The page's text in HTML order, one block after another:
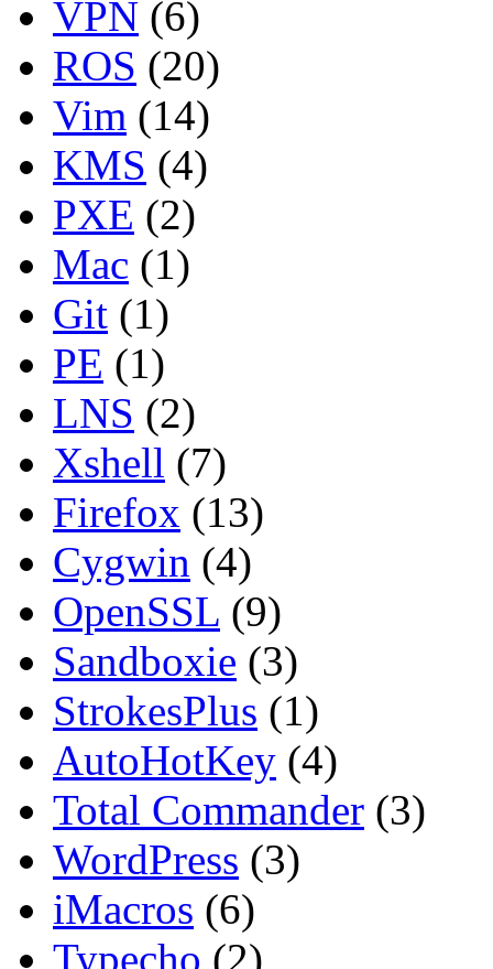
VPN (6)
ROS (20)
Vim (14)
KMS (4)
PXE (2)
Mac (1)
Git (1)
PE (1)
LNS (2)
Xshell (7)
Firefox (13)
Cygwin (4)
OpenSSL (9)
Sandboxie (3)
StrokesPlus (1)
AutoHotKey (4)
Total Commander (3)
WordPress (3)
iMacros (6)
Typecho (2)